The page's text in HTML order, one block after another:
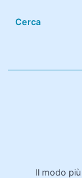
Cerca
Il modo